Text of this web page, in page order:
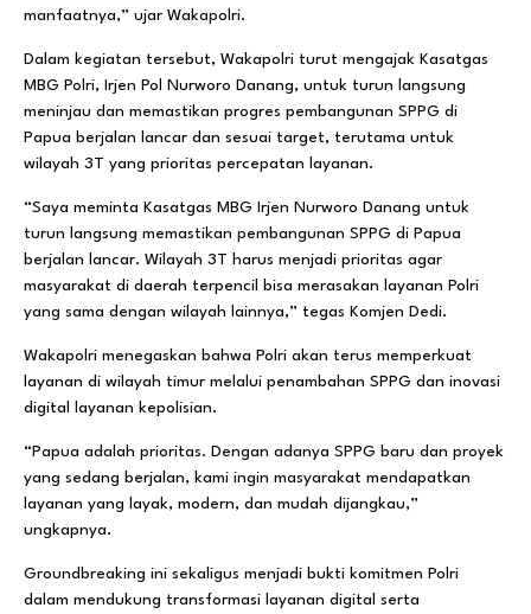
manfaatnya,” ujar Wakapolri.
Dalam kegiatan tersebut, Wakapolri turut mengajak Kasatgas
MBG Polri, Irjen Pol Nurworo Danang, untuk turun langsung
meninjau dan memastikan progres pembangunan SPPG di
Papua berjalan lancar dan sesuai target, terutama untuk
wilayah 3T yang prioritas percepatan layanan.
“Saya meminta Kasatgas MBG Irjen Nurworo Danang untuk
turun langsung memastikan pembangunan SPPG di Papua
berjalan lancar. Wilayah 3T harus menjadi prioritas agar
masyarakat di daerah terpencil bisa merasakan layanan Polri
yang sama dengan wilayah lainnya,” tegas Komjen Dedi.
Wakapolri menegaskan bahwa Polri akan terus memperkuat
layanan di wilayah timur melalui penambahan SPPG dan inovasi
digital layanan kepolisian.
“Papua adalah prioritas. Dengan adanya SPPG baru dan proyek
yang sedang berjalan, kami ingin masyarakat mendapatkan
layanan yang layak, modern, dan mudah dijangkau,”
ungkapnya.
Groundbreaking ini sekaligus menjadi bukti komitmen Polri
dalam mendukung transformasi layanan digital serta